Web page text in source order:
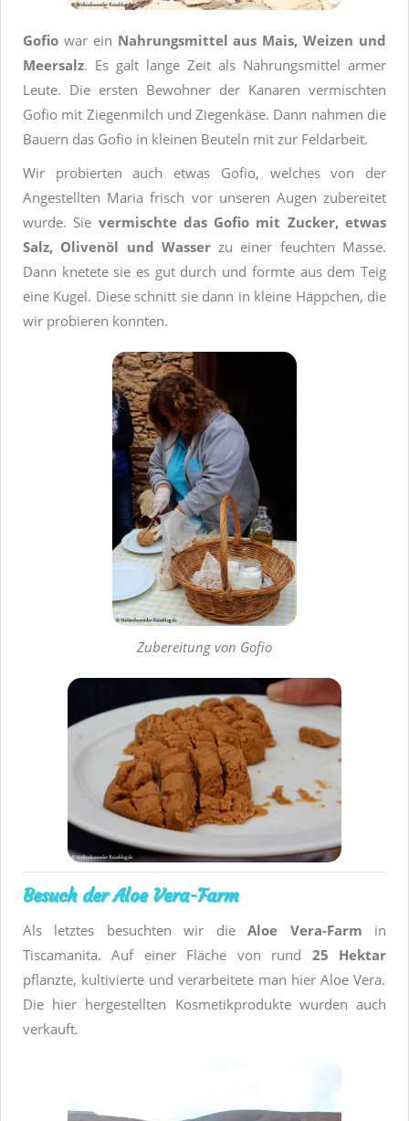
Gofio war ein Nahrungsmittel aus Mais, Weizen und
Meersalz. Es galt lange Zeit als Nahrungsmittel armer
Leute. Die ersten Bewohner der Kanaren vermischten
Gofio mit Ziegenmilch und Ziegenkäse. Dann nahmen die
Bauern das Gofio in kleinen Beuteln mit zur Feldarbeit.
Wir probierten auch etwas Gofio, welches von der
Angestellten Maria frisch vor unseren Augen zubereitet
wurde. Sie vermischte das Gofio mit Zucker, etwas
Salz, Olivenöl und Wasserzu einer feuchten Masse.
Dann knetete sie es gut durch und formte aus dem Teig
eine Kugel. Diese schnitt sie dann in kleine Häppchen, die
wir probieren konnten.
Zubereitung von Gofio
Besuch der Aloe Vera-Farm
Als letztes besuchten wir dieAloe Vera-Farm in
Tiscamanita. Auf einer Fläche von rund 25 Hektar
pflanzte, kultivierte und verarbeitete man hier Aloe Vera.
Die hier hergestellten Kosmetikprodukte wurden auch
verkauft.